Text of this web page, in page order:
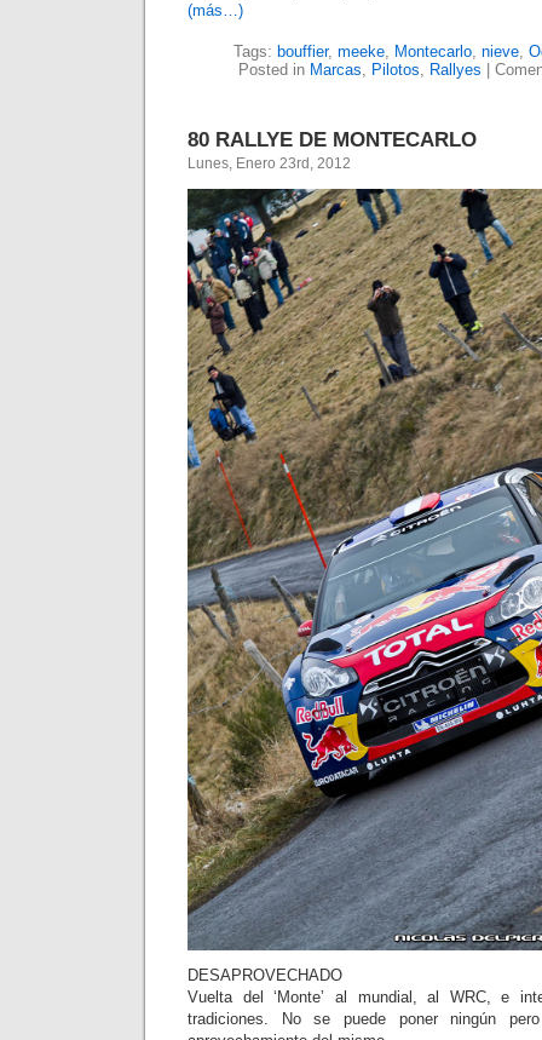
(más…)
Tags: bouffier, meeke, Montecarlo, nieve,
Posted in Marcas, Pilotos, Rallyes
80 RALLYE DE MONTECARLO
Lunes, Enero 23rd, 2012
DESAPROVECHADO
Vuelta del ‘Monte’ al mundial, al WRC, e
tradiciones. No se puede poner ningún